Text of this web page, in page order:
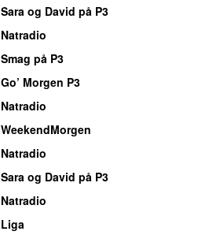
Sara og David på P3
Natradio
Smag på P3
Go’ Morgen P3
Natradio
WeekendMorgen
Natradio
Sara og David på P3
Natradio
Liga